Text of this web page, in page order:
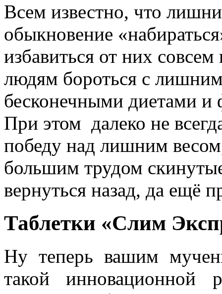
Всем известно, что
обыкновение
избавиться от них
людям бороться с
бесконечными диетами
При этом далеко не
победу над лишним
большим трудом
вернуться назад, да ещё
Таблетки «Слим
Ну теперь вашим
такой инновационной